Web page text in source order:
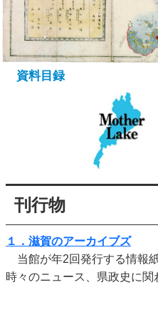
所蔵資料について
資料目録
刊行物
１．滋賀のアーカイブズ
当館が年2回発行する情報
時々のニュース、県政史に